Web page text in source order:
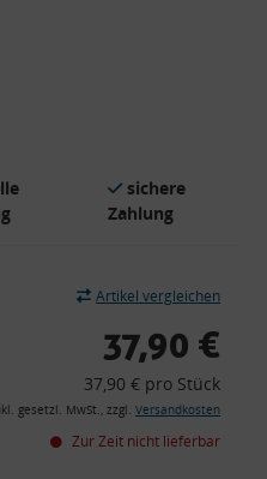
sichere
Zahlung
Artikel vergleichen
37,90 €
37,90 € pro Stück
gesetzl. MwSt., zzgl. Versandkosten
Zur Zeit nicht lieferbar